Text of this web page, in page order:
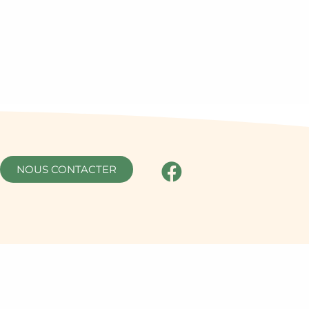
NOUS CONTACTER